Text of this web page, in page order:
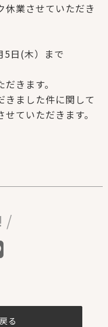
休業させていただき
日(木）まで
きます。
きました件に関して
ていただきます。
/
る